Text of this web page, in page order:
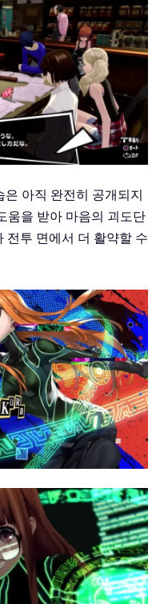
아직 완전히 공개되지
움을 받아 마음의 괴도단
전투 면에서 더 활약할 수